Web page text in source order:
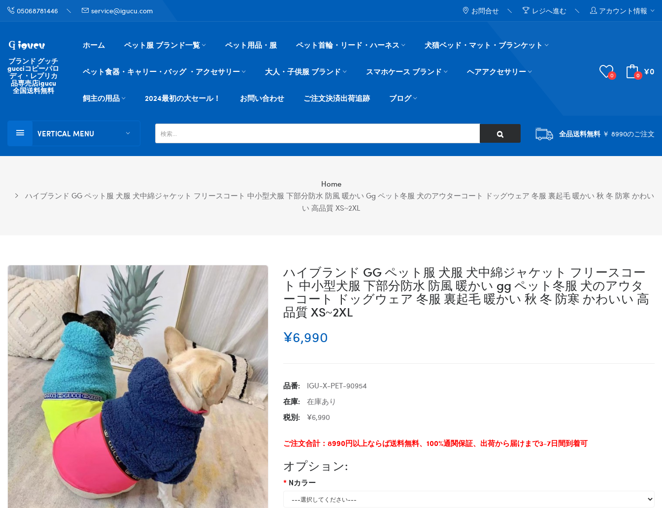
05068781446 service@igucu.com お問合せ レジへ進む アカウント情報
ブランド グッチ
gucciコピーパロ
ディ・レプリカ
品専売店igucu
全国送料無料
ホーム ペット服 ブランド一覧 ペット用品・服 ペット首輪・リード・ハーネス 犬猫ベッド・マット・ブランケット
ペット食器・キャリー・バッグ ・アクセサリー 大人・子供服 ブランド スマホケース ブランド ヘアアクセサリー
飼主の用品 2024最初の大セール！ お問い合わせ ご注文決済出荷追跡 ブログ
0 0 ¥0
VERTICAL MENU 全品送料無料￥ 8990のご注文
Home
ハイブランド GG ペット服 犬服 犬中綿ジャケット フリースコート 中小型犬服 下部分防水 防風 暖かい Gg ペット冬服 犬のアウターコート ドッグウェア 冬服 裏起毛 暖かい 秋 冬 防寒 かわい
い 高品質 XS~2XL
ハイブランド GG ペット服 犬服 犬中綿ジャケット フリースコー
ト 中小型犬服 下部分防水 防風 暖かい gg ペット冬服 犬のアウタ
ーコート ドッグウェア 冬服 裏起毛 暖かい 秋 冬 防寒 かわいい 高
品質 XS~2XL
¥6,990
品番:
IGU-X-PET-90954
在庫:
在庫あり
税別:
¥6,990
ご注文合計：8990円以上ならば送料無料、100%通関保証、出荷から届けまで3-7日間到着可
オプション:
Nカラー